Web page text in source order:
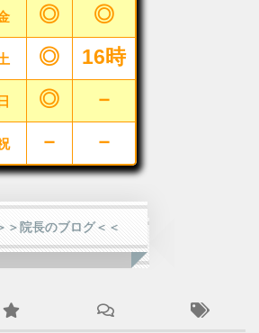
◎ ◎
◎ 16時
日 ◎ －
－ －
＞院長のブログ＜＜